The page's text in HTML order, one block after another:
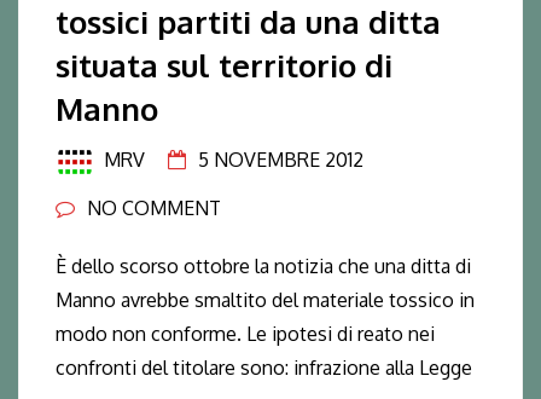
tossici partiti da una ditta
situata sul territorio di
Manno
MRV
5 NOVEMBRE 2012
NO COMMENT
È dello scorso ottobre la notizia che una ditta di
Manno avrebbe smaltito del materiale tossico in
modo non conforme. Le ipotesi di reato nei
confronti del titolare sono: infrazione alla Legge